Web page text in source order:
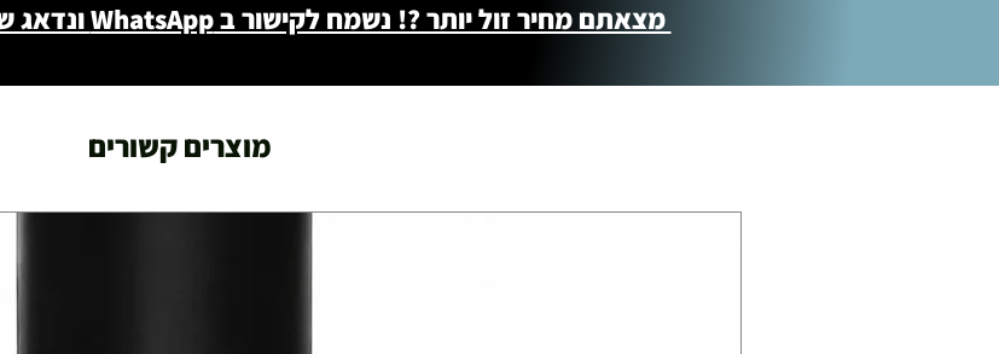
מצאתם מחיר זול יותר ?! נשמח לקישור ב WhatsApp ונדאג שתשלמו פחות - 046722171
מוצרים קשורים